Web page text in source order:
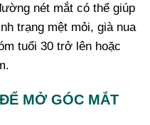
nét mắt có thể giúp
trạng mệt mỏi, già nua
tuổi 30 trở lên hoặc
MỞ GÓC MẮT